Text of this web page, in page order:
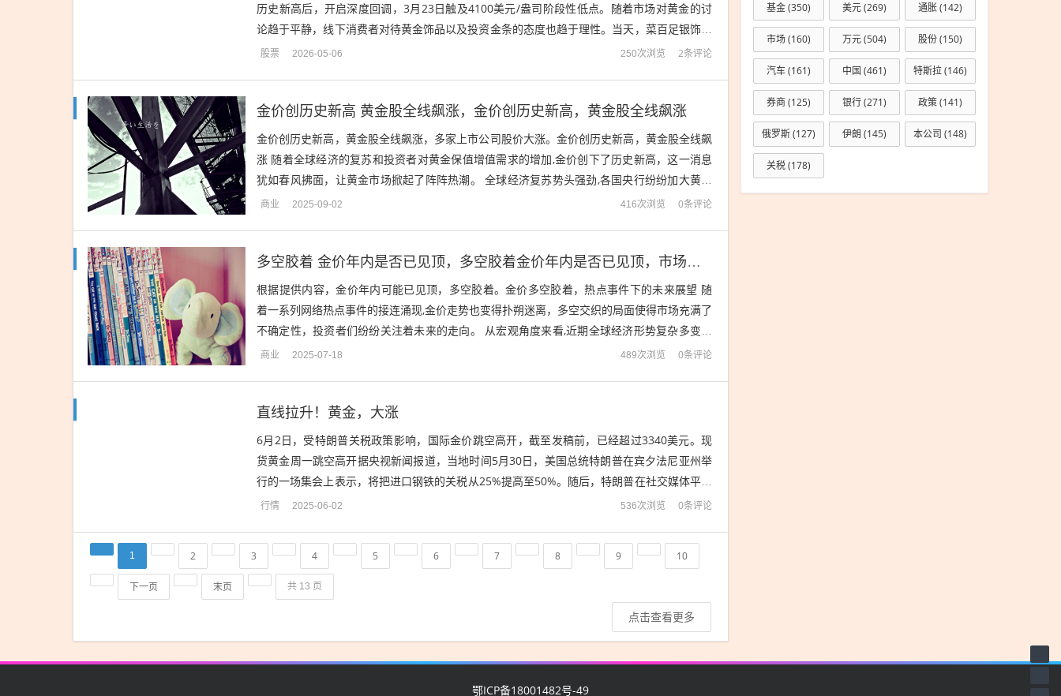
历史新高后，开启深度回调，3月23日触及4100美元/盎司阶段性低点。随着市场对黄金的讨
论趋于平静，线下消费者对待黄金饰品以及投资金条的态度也趋于理性。当天，菜百足银饰品
价格为40元/克，菜百足金饰品价格1390...
股票 2026-05-06 250次浏览 2条评论
金价创历史新高 黄金股全线飙涨，金价创历史新高，黄金股全线飙涨
金价创历史新高，黄金股全线飙涨，多家上市公司股价大涨。金价创历史新高，黄金股全线飙
涨 随着全球经济的复苏和投资者对黄金保值增值需求的增加,金价创下了历史新高，这一消息
犹如春风拂面，让黄金市场掀起了阵阵热潮。 全球经济复苏势头强劲,各国央行纷纷加大黄金
储备和购买力度，加之国际政治局势的不稳定，使得黄金...
商业 2025-09-02 416次浏览 0条评论
多空胶着 金价年内是否已见顶，多空胶着金价年内是否已见顶，市场动态与投资策略
根据提供内容，金价年内可能已见顶，多空胶着。金价多空胶着，热点事件下的未来展望 随
着一系列网络热点事件的接连涌现,金价走势也变得扑朔迷离，多空交织的局面使得市场充满了
不确定性，投资者们纷纷关注着未来的走向。 从宏观角度来看,近期全球经济形势复杂多变，
加之地缘政治风险的不确定性，使得金价走势受到了一定...
商业 2025-07-18 489次浏览 0条评论
直线拉升！黄金，大涨
6月2日，受特朗普关税政策影响，国际金价跳空高开，截至发稿前，已经超过3340美元。现
货黄金周一跳空高开据央视新闻报道，当地时间5月30日，美国总统特朗普在宾夕法尼亚州举
行的一场集会上表示，将把进口钢铁的关税从25%提高至50%。随后，特朗普在社交媒体平台
上发文表示，该决定从6月4日起生效。美国白宫...
行情 2025-06-02 536次浏览 0条评论
1 2 3 4 5 6 7 8 9 10
下一页 末页 共 13 页
点击查看更多
基金(350) 美元(269) 通胀(142)
市场(160) 万元(504) 股份(150)
汽车(161) 中国 (461) 特斯拉(146)
券商(125) 银行(271) 政策(141)
俄罗斯(127) 伊朗 (145) 本公司 (148)
关税(178)
鄂ICP备18001482号-49